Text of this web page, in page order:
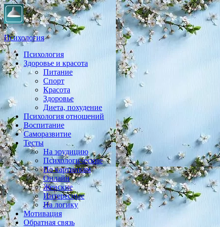
Психология
Практическая психология, личностный рост, экология,
здоровье, воспитание,
Психология
Здоровье и красота
Питание
Спорт
Красота
Здоровье
Диета, похудение
Психология отношений
Воспитание
Саморазвитие
Тесты
На эрудицию
Психологические
По картинкам
Онлайн
Женские
Интересные
На логику
Мотивация
Обратная связь